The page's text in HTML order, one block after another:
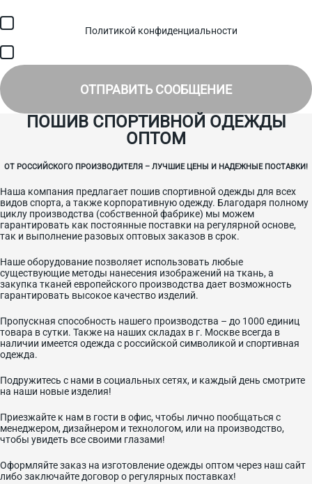
Политикой конфиденциальности
ОТПРАВИТЬ СООБЩЕНИЕ
ПОШИВ СПОРТИВНОЙ ОДЕЖДЫ
ОПТОМ
ОТ РОССИЙСКОГО ПРОИЗВОДИТЕЛЯ – ЛУЧШИЕ ЦЕНЫ И НАДЕЖНЫЕ ПОСТАВКИ!
Наша компания предлагает пошив спортивной одежды для всех
видов спорта, а также корпоративную одежду. Благодаря полному
циклу производства (собственной фабрике) мы можем
гарантировать как постоянные поставки на регулярной основе,
так и выполнение разовых оптовых заказов в срок.
Наше оборудование позволяет использовать любые
существующие методы нанесения изображений на ткань, а
закупка тканей европейского производства дает возможность
гарантировать высокое качество изделий.
Пропускная способность нашего производства – до 1000 единиц
товара в сутки. Также на наших складах в г. Москве всегда в
наличии имеется одежда с российской символикой и спортивная
одежда.
Подружитесь с нами в социальных сетях, и каждый день смотрите
на наши новые изделия!
Приезжайте к нам в гости в офис, чтобы лично пообщаться с
менеджером, дизайнером и технологом, или на производство,
чтобы увидеть все своими глазами!
Оформляйте заказ на изготовление одежды оптом через наш сайт
либо заключайте договор о регулярных поставках!